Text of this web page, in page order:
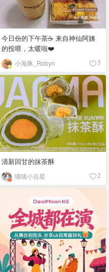
今日份的下午茶☕️ 来自神仙阿姨
的投喂，太暖啦❤️
小海豚_Robyn 3
清新回甘的抹茶酥
喵喵小吉星 2